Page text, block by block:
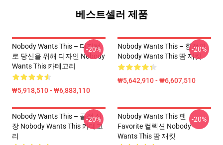
베스트셀러 제품
Nobody Wants This – 디지털
로 당신을 위해 디자인 Nobody
Wants This 카테고리
₩5,918,510 - ₩6,883,110
-20%
Nobody Wants This – 한정판
Nobody Wants This 땀 재킷
₩5,642,910 - ₩6,607,510
-20%
Nobody Wants This – 골절 심
장 Nobody Wants This 카테고
리
-20%
Nobody Wants This 팬
Favorite 컬렉션 Nobody
Wants This 땀 재킷
-20%